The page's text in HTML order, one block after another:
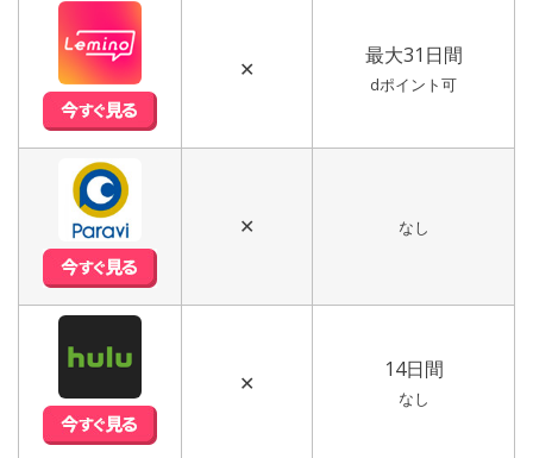
✕
最大31日間
dポイント可
✕ なし
✕
14日間
なし